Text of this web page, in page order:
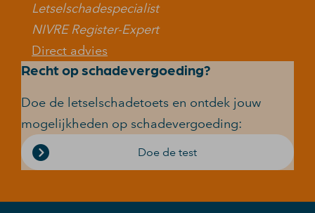
Letselschadespecialist
NIVRE Register-Expert
Direct advies
Recht op schadevergoeding?
Doe de letselschadetoets en ontdek jouw
mogelijkheden op schadevergoeding:
Doe de test